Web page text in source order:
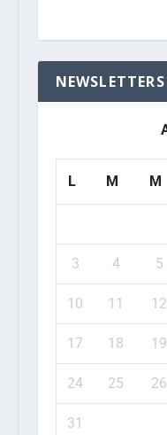
L M M
3 4 5
10 11 12
17 18 19
24 25 26
31